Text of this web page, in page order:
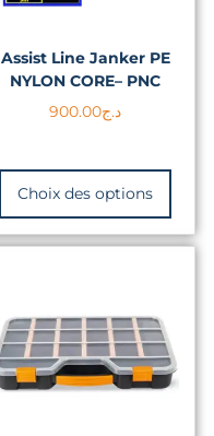
Assist Line Janker PE
NYLON CORE– PNC
د.ج900.00
Choix des options